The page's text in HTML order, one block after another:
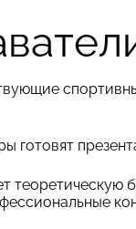
готовят
теоретическую